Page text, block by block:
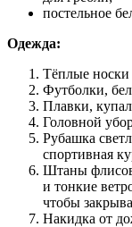
постельное
Одежда:
Тёплые носки
Футболки,
Плавки,
Головной
Рубашка
спортивная
Штаны
и тонкие
чтобы
Накидка от